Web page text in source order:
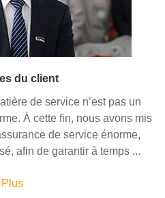
du client
de service n’est pas un
À cette fin, nous avons mis
de service énorme,
afin de garantir à temps ...
Plus